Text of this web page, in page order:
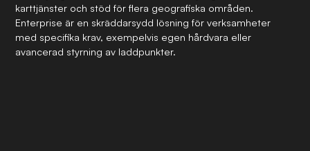
karttjänster och stöd för flera geografiska områden.
Enterprise är en skräddarsydd lösning för verksamheter
med specifika krav, exempelvis egen hårdvara eller
avancerad styrning av laddpunkter.